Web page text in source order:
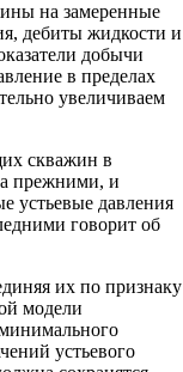
на замеренные
дебиты жидкости и
добычи
в пределах
увеличиваем
скважин в
прежними, и
устьевые давления
говорит об
их по признаку
модели
устьевого